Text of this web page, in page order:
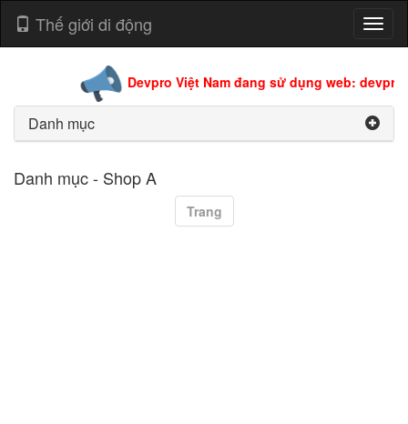
Thế giới di động
Devpro Việt Nam đang sử dụng web:
Danh mục
Danh mục - Shop A
Trang